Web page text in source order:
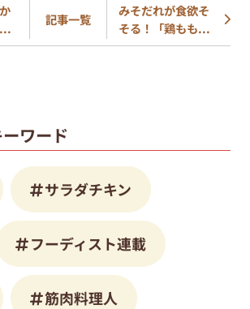
記事一覧
みそだれが食欲そ
そる！「鶏もも...
ワード
サラダチキン
フーディスト連載
筋肉料理人